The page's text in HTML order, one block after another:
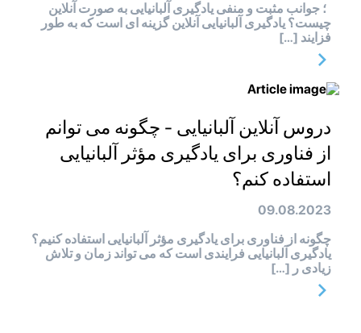
؛ جوانب مثبت و منفی یادگیری آلبانیایی به صورت آنلاین
چیست؟ یادگیری آلبانیایی آنلاین گزینه ای است که به طور
فزایند […]
دروس آنلاین آلبانیایی - چگونه می توانم
از فناوری برای یادگیری مؤثر آلبانیایی
استفاده کنم؟
09.08.2023
چگونه از فناوری برای یادگیری مؤثر آلبانیایی استفاده کنیم؟
یادگیری آلبانیایی فرایندی است که می تواند زمان و تلاش
زیادی ر […]